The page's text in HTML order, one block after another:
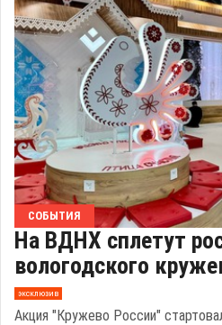
СОБЫТИЯ
На ВДНХ сплетут
вологодского
эксклюзив
Акция "Кружево России"